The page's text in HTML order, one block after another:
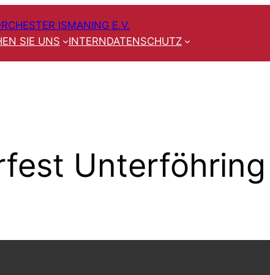
ISMANING E.V.
SIE UNS INTERNDATENSCHUTZ